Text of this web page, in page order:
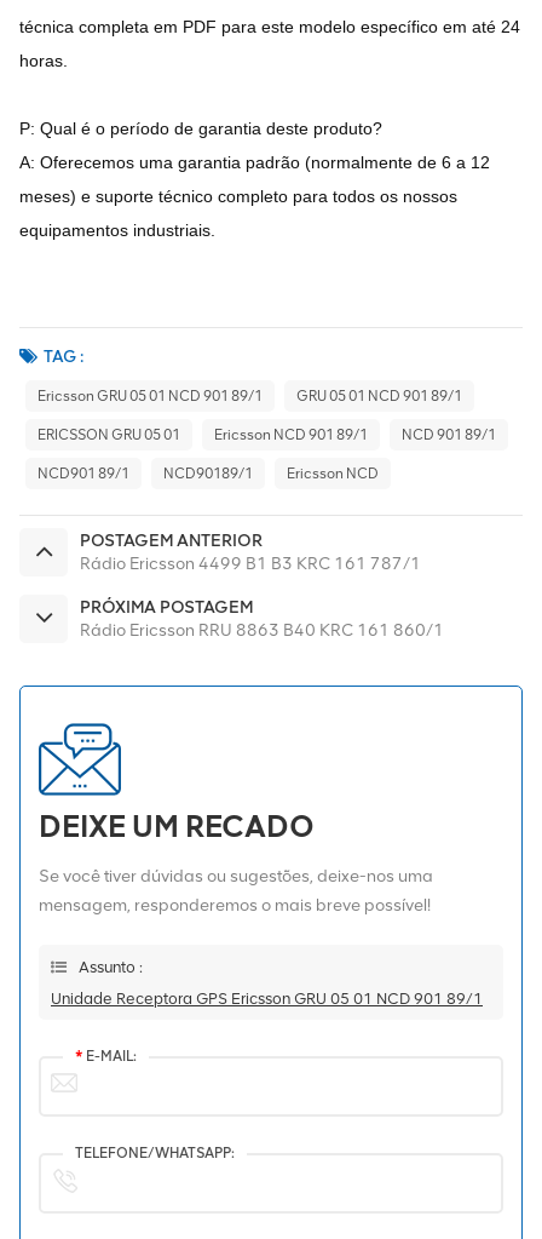
técnica completa em PDF para este modelo específico em até 24
horas.
P: Qual é o período de garantia deste produto?
A: Oferecemos uma garantia padrão (normalmente de 6 a 12
meses) e suporte técnico completo para todos os nossos
equipamentos industriais.
TAG :
Ericsson GRU 05 01 NCD 901 89/1 GRU 05 01 NCD 901 89/1
ERICSSON GRU 05 01 Ericsson NCD 901 89/1 NCD 901 89/1
NCD901 89/1 NCD90189/1 Ericsson NCD
POSTAGEM ANTERIOR
Rádio Ericsson 4499 B1 B3 KRC 161 787/1
PRÓXIMA POSTAGEM
Rádio Ericsson RRU 8863 B40 KRC 161 860/1
DEIXE UM RECADO
Se você tiver dúvidas ou sugestões, deixe-nos uma
mensagem, responderemos o mais breve possível!
Assunto :
Unidade Receptora GPS Ericsson GRU 05 01 NCD 901 89/1
* E-MAIL:
TELEFONE/WHATSAPP: